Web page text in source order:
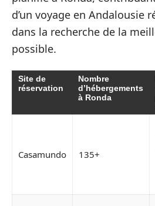
d’un voyage en Andalousie
dans la recherche de la
possible.
Site de
réservation
Nombre
d’hébergements
à Ronda
Casamundo 135+